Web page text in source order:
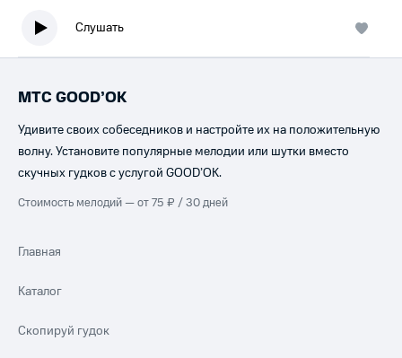
Слушать
МТС GOOD’OK
Удивите своих собеседников и настройте их на положительную
волну. Установите популярные мелодии или шутки вместо
скучных гудков с услугой GOOD’OK.
Стоимость мелодий — от 75 ₽ / 30 дней
Главная
Каталог
Скопируй гудок